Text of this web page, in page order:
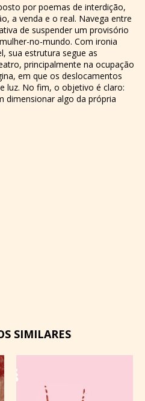
por poemas de interdição,
a venda e o real. Navega entre
de suspender um provisório
no-mundo. Com ironia
sua estrutura segue as
principalmente na ocupação
em que os deslocamentos
luz. No fim, o objetivo é claro:
dimensionar algo da própria
SIMILARES